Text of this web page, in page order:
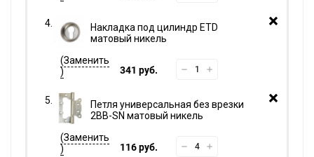
Накладка под цилиндр ETD
матовый никель
341 руб.
Петля универсальная без врезки
2BB-SN матовый никель
116 руб.